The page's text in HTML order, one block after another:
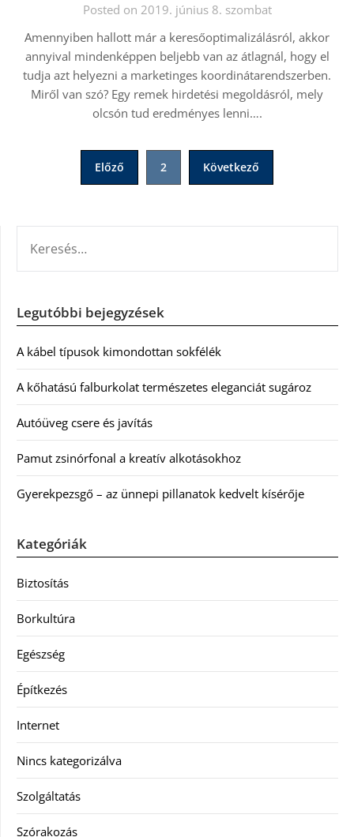
Posted on 2019. június 8. szombat
Amennyiben hallott már a keresőoptimalizálásról, akkor
annyival mindenképpen beljebb van az átlagnál, hogy el
tudja azt helyezni a marketinges koordinátarendszerben.
Miről van szó? Egy remek hirdetési megoldásról, mely
olcsón tud eredményes lenni….
BejegyzésekElőző 2 Következő
Legutóbbi bejegyzések
A kábel típusok kimondottan sokfélék
A kőhatású falburkolat természetes eleganciát sugároz
Autóüveg csere és javítás
Pamut zsinórfonal a kreatív alkotásokhoz
Gyerekpezsgő – az ünnepi pillanatok kedvelt kísérője
Kategóriák
Biztosítás
Borkultúra
Egészség
Építkezés
Internet
Nincs kategorizálva
Szolgáltatás
Szórakozás